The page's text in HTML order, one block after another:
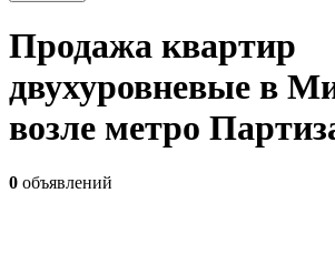
Продажа квартир
двухуровневые в
возле метро
0 объявлений